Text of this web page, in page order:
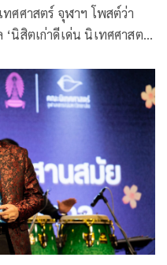
‘นิสิตเก่าดีเด่น นิเทศศาสตร์